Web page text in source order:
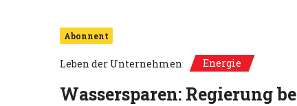
Abonnent
Leben der Unternehmen Energie
Wassersparen: Regierung